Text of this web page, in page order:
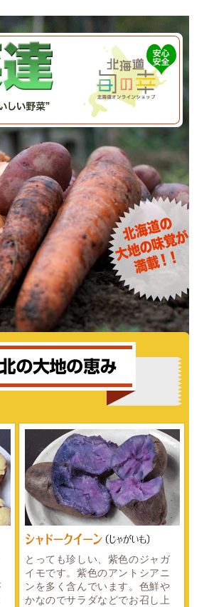
（ご注文は24時間受付）
商品出荷が8月17日（木）以降となる
。
部商品（牡蠣、米）以外発送も出来か
は、休業期間中も随時発送する場合が
信対応が遅れたり、商品出荷処理の混
ませ。
とっても珍しい、紫色のジャガ
イモです。紫色のアントシアニ
ンを多く含んでいます。色鮮や
かなのでサラダなどでお召し上